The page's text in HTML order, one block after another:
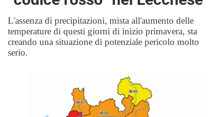
L'assenza di precipitazioni, mista all'aumento delle
temperature di questi giorni di inizio primavera, sta
creando una situazione di potenziale pericolo molto
serio.